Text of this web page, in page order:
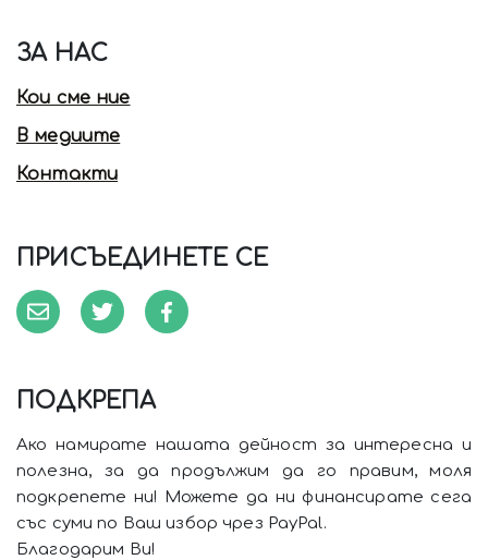
ЗА НАС
Кои сме ние
В медиите
Контакти
ПРИСЪЕДИНЕТЕ СЕ
ПОДКРЕПА
Ако намирате нашата дейност за интересна и
полезна, за да продължим да го правим, моля
подкрепете ни! Можете да ни финансирате сега
със суми по Ваш избор чрез PayPal.
Благодарим Ви!